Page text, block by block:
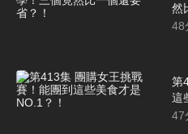
然
48
第
這
47